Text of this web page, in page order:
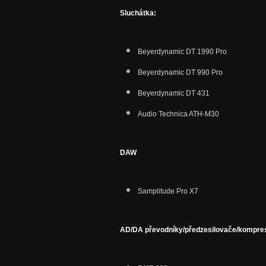
Sluchátka:
Beyerdynamic DT 1990 Pro
Beyerdynamic DT 990 Pro
Beyerdynamic DT 431
Audio Technica ATH-M30
DAW
Samplitude Pro X7
AD/DA převodníky/předzesilovače/